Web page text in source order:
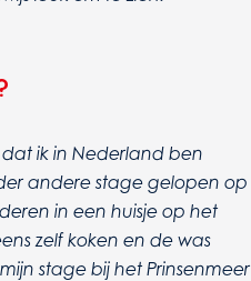
ik in Nederland ben
andere stage gelopen op
in een huisje op het
zelf koken en de was
stage bij het Prinsenmeer